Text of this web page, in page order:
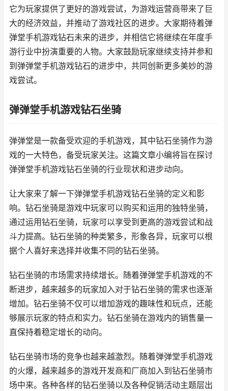
它为玩家提供了更好的游戏尝试，为游戏运营商带来了巨
大的经济效益，并推动了游戏社区的进步。大家期待着弹
弹堂手机游戏钻石未来的进步，并相信它将继续在年度手
游行业中扮演重要的人物。大家鼓励玩家继续支持并参和
到弹弹堂手机游戏钻石的进步中，共同创新更多美妙的游
戏尝试。
弹弹堂手机游戏钻石坐骑
弹弹堂是一款备受欢迎的手机游戏，其中钻石坐骑作为游
戏的一大特色，备受玩家关注。这篇文章小编将旨在探讨
弹弹堂手机游戏钻石坐骑的行业现状和进步动向。
让大家来了解一下弹弹堂手机游戏钻石坐骑的定义和影
响。钻石坐骑是游戏中玩家可以购买和运用的独特坐骑，
通过运用钻石坐骑，玩家可以享受到更高的游戏尝试和战
斗力提高。钻石坐骑的种类繁多，形象各异，玩家可以根
据个人喜好来选择并收集不同的钻石坐骑。
钻石坐骑的市场需求持续增长。随着弹弹堂手机游戏的不
断进步，越来越多的玩家加入对于钻石坐骑的需求也逐渐
增加。钻石坐骑不仅可以增加游戏的趣味性和玩点，还能
够展示玩家的特点和实力。钻石坐骑在游戏内的销售量一
直保持着稳定增长的动向。
钻石坐骑市场的竞争也越来越激烈。随着弹弹堂手机游戏
的火爆，越来越多的游戏开发商和厂商加入到钻石坐骑市
场中来。各种各样的钻石坐骑以及各种促销活动主题层出